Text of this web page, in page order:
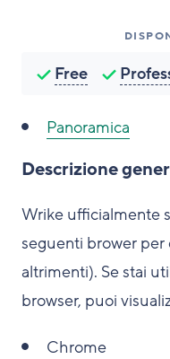
Free
Panoramica
Descrizione
Wrike ufficialmente
seguenti brower per
altrimenti). Se stai
browser, puoi
Chrome